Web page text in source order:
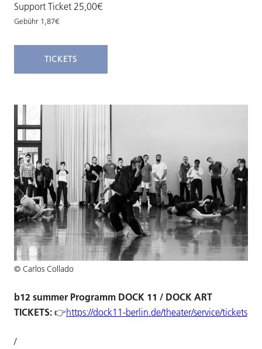
© Carlos Collado
b12 summer Programm DOCK 11 / DOCK ART
TICKETS: 👉https://dock11-berlin.de/theater/service/tickets
/
Support Ticket 25,00€
Gebühr 1,87€
TICKETS